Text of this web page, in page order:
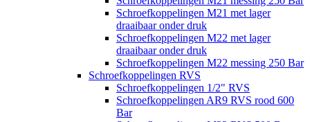
Schroefkoppelingen M21 met lager
draaibaar onder druk
Schroefkoppelingen M22 met lager
draaibaar onder druk
Schroefkoppelingen M22 messing 250 Bar
Schroefkoppelingen RVS
Schroefkoppelingen 1/2" RVS
Schroefkoppelingen AR9 RVS rood 600
Bar